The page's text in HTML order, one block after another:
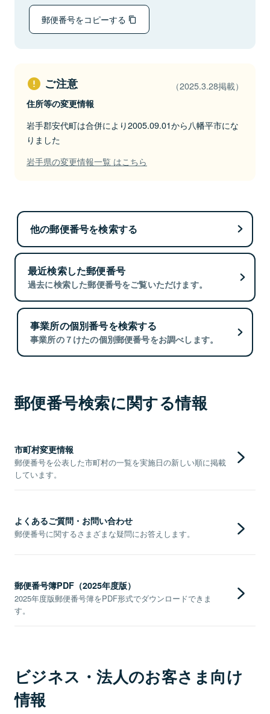
郵便番号をコピーする
ご注意 （2025.3.28掲載）
住所等の変更情報
岩手郡安代町は合併により2005.09.01から八幡平市にな
りました
岩手県の変更情報一覧 はこちら
他の郵便番号を検索する
最近検索した郵便番号
過去に検索した郵便番号をご覧いただけます。
事業所の個別番号を検索する
事業所の７けたの個別郵便番号をお調べします。
郵便番号検索に関する情報
市町村変更情報
郵便番号を公表した市町村の一覧を実施日の新しい順に掲載
しています。
よくあるご質問・お問い合わせ
郵便番号に関するさまざまな疑問にお答えします。
郵便番号簿PDF（2025年度版）
2025年度版郵便番号簿をPDF形式でダウンロードできま
す。
ビジネス・法人のお客さま向け
情報